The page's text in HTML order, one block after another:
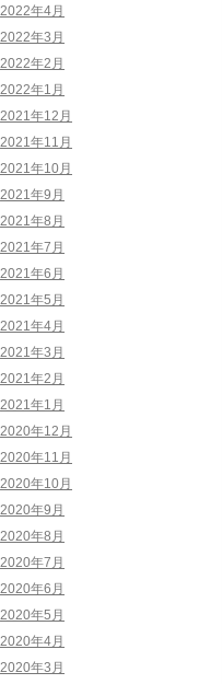
2022年4月
2022年3月
2022年2月
2022年1月
2021年12月
2021年11月
2021年10月
2021年9月
2021年8月
2021年7月
2021年6月
2021年5月
2021年4月
2021年3月
2021年2月
2021年1月
2020年12月
2020年11月
2020年10月
2020年9月
2020年8月
2020年7月
2020年6月
2020年5月
2020年4月
2020年3月